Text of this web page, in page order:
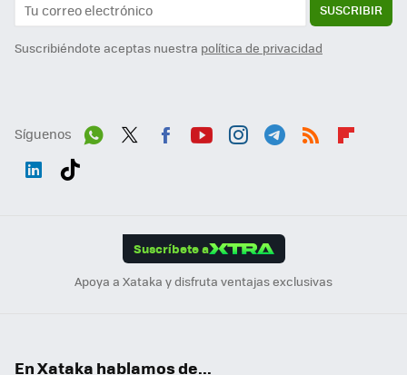
SUSCRIBIR
Suscribiéndote aceptas nuestra política de privacidad
Síguenos
Suscríbete a
Apoya a Xataka y disfruta ventajas exclusivas
En Xataka hablamos de...